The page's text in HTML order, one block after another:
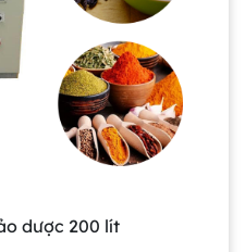
dược 200 lít